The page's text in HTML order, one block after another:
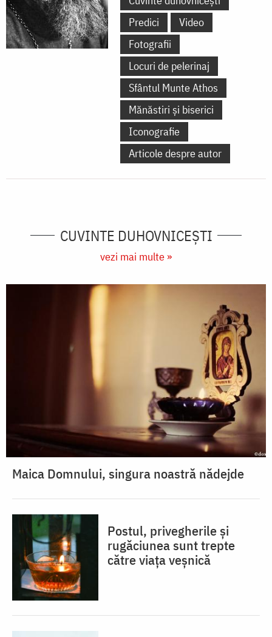
Predici
Video
Fotografii
Locuri de pelerinaj
Sfântul Munte Athos
Mănăstiri și biserici
Iconografie
Articole despre autor
CUVINTE DUHOVNICEȘTI
vezi mai multe »
Maica Domnului, singura noastră nădejde
Postul, privegherile și
rugăciunea sunt trepte
către viața veșnică